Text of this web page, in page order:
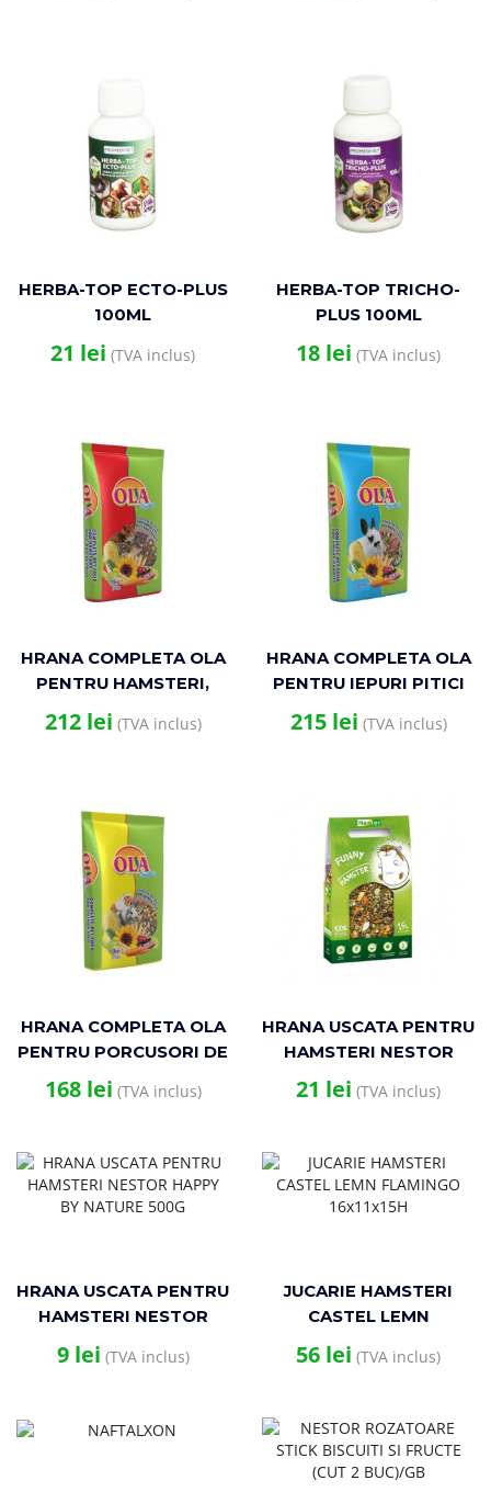
HERBA-TOP ECTO-PLUS
100ML
21 lei (TVA inclus)
HERBA-TOP TRICHO-
PLUS 100ML
18 lei (TVA inclus)
HRANA COMPLETA OLA
PENTRU HAMSTERI,
SOARECI SI GERBILI
20KG
212 lei (TVA inclus)
HRANA COMPLETA OLA
PENTRU IEPURI PITICI
20KG
215 lei (TVA inclus)
HRANA COMPLETA OLA
PENTRU PORCUSORI DE
GUINEEA 15KG
168 lei (TVA inclus)
HRANA USCATA PENTRU
HAMSTERI NESTOR
FUNNY NATURAL 660 G
21 lei (TVA inclus)
HRANA USCATA PENTRU
HAMSTERI NESTOR
HAPPY BY NATURE
500G
9 lei (TVA inclus)
JUCARIE HAMSTERI
CASTEL LEMN
FLAMINGO 16x11x15H
56 lei (TVA inclus)